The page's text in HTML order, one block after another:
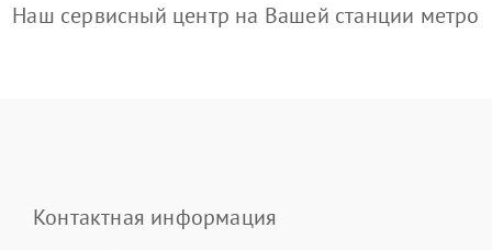
Наш сервисный центр на Вашей станции метро
Контактная информация